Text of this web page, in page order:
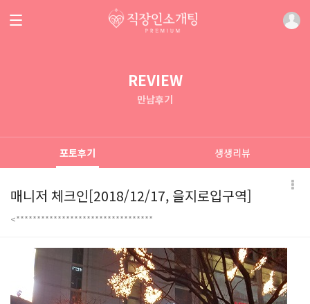
REVIEW
만남후기
포토후기 생생리뷰
매니저 체크인[2018/12/17, 을지로입구역]
<*********************************